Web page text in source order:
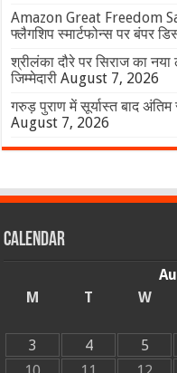
Amazon Great Freedom
फ्लैगशिप स्मार्टफोन्स पर बंपर
श्रीलंका दौरे पर सिराज का
जिम्मेदारी August 7, 2026
गरुड़ पुराण में सूर्यास्त बाद अंतिम
August 7, 2026
Calendar
M
T W
3
4 5